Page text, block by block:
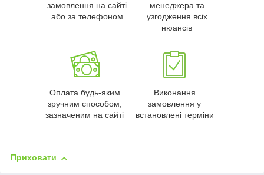
замовлення на сайті
або за телефоном
менеджера та
узгодження всіх
нюансів
Оплата будь-яким
зручним способом,
зазначеним на сайті
Виконання
замовлення у
встановлені терміни
Приховати